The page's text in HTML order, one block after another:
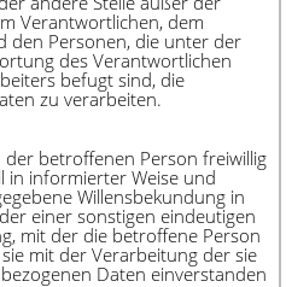
Verantwortlichen, dem
den Personen, die unter der
des Verantwortlichen
befugt sind, die
zu verarbeiten.
der betroffenen Person freiwillig
in informierter Weise und
Willensbekundung in
einer sonstigen eindeutigen
mit der die betroffene Person
mit der Verarbeitung der sie
Daten einverstanden